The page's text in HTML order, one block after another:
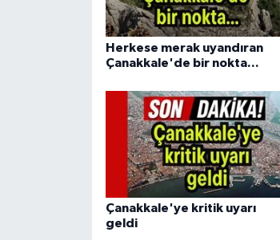
Herkese merak uyandıran
Çanakkale'de bir nokta...
Çanakkale'ye kritik uyarı
geldi